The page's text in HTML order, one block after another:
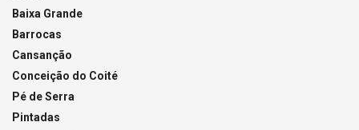
Baixa Grande
Barrocas
Cansanção
Conceição do Coité
Pé de Serra
Pintadas